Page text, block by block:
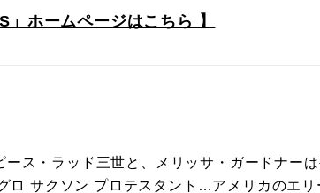
」ホームページはこちら 】
ース・ラッド三世と、メリッサ・ガードナー
ロ サクソン プロテスタント…アメリカのエリ